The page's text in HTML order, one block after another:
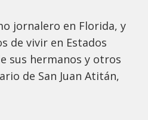
jornalero en Florida, y
de vivir en Estados
sus hermanos y otros
de San Juan Atitán,